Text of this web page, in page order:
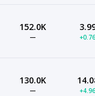
152.0K
—
130.0K
—